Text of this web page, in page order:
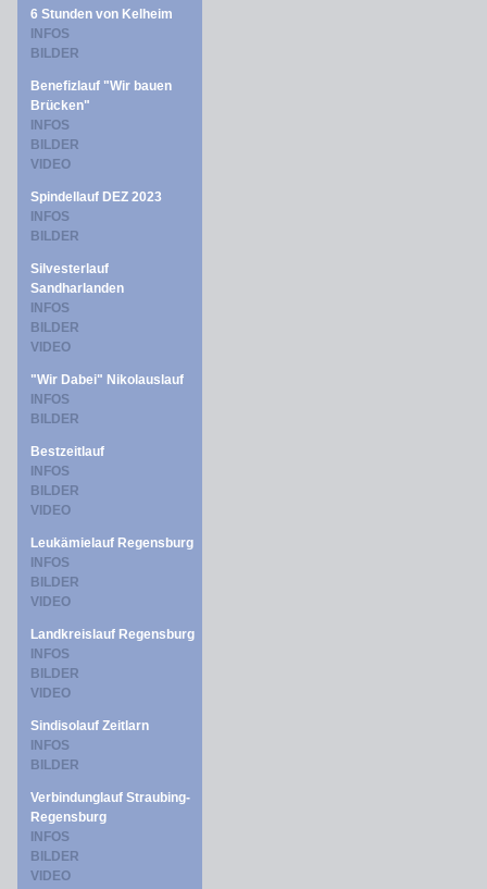
6 Stunden von Kelheim
INFOS
BILDER
Benefizlauf "Wir bauen
Brücken"
INFOS
BILDER
VIDEO
Spindellauf DEZ 2023
INFOS
BILDER
Silvesterlauf
Sandharlanden
INFOS
BILDER
VIDEO
"Wir Dabei" Nikolauslauf
INFOS
BILDER
Bestzeitlauf
INFOS
BILDER
VIDEO
Leukämielauf Regensburg
INFOS
BILDER
VIDEO
Landkreislauf Regensburg
INFOS
BILDER
VIDEO
Sindisolauf Zeitlarn
INFOS
BILDER
Verbindunglauf Straubing-
Regensburg
INFOS
BILDER
VIDEO